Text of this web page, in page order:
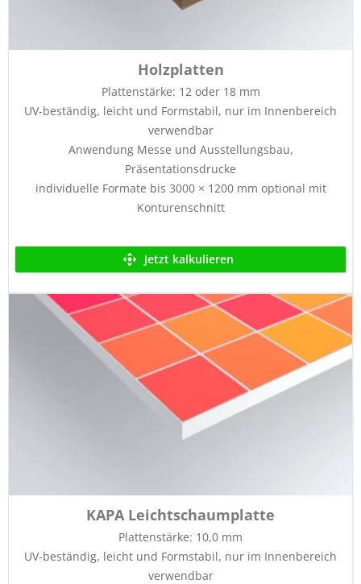
Holzplatten
Plattenstärke: 12 oder 18 mm
UV-beständig, leicht und Formstabil, nur im Innenbereich
verwendbar
Anwendung Messe und Ausstellungsbau,
Präsentationsdrucke
individuelle Formate bis 3000 × 1200 mm optional mit
Konturenschnitt
Jetzt kalkulieren
KAPA Leichtschaumplatte
Plattenstärke: 10,0 mm
UV-beständig, leicht und Formstabil, nur im Innenbereich
verwendbar